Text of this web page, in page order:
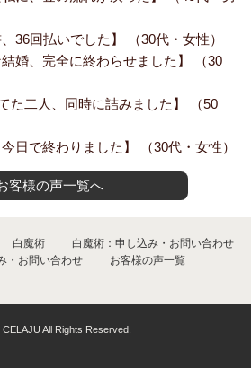
36回払いでした】 （30代・女性）
結婚、完全に終わらせました】 （30
てた二人、同時に詰みました】 （50
日で終わりました】 （30代・女性）
客様の声一覧へ
白魔術
白魔術：申し込み・お問い合わせ
・お問い合わせ
お客様の声一覧
All Rights Reserved.